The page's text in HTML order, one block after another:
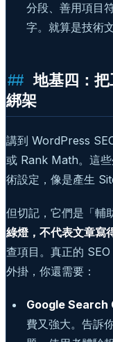
分段、善用項目
字。就算是技術
地基四：
綁架
講到 WordPress
或 Rank Math。這
術設定，像是產生
但切記，它們是「輔
綠燈，不代表文章寫
查項目。真正的
外掛，你還需要：
Google Search
費又強大。告訴